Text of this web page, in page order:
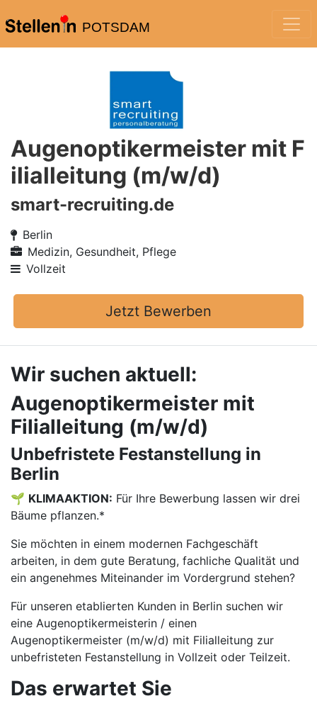
POTSDAM
Augenoptikermeister mit F
ilialleitung (m/w/d)
smart-recruiting.de
Berlin
Medizin, Gesundheit, Pflege
Vollzeit
Jetzt Bewerben
Wir suchen aktuell:
Augenoptikermeister mit
Filialleitung (m/w/d)
Unbefristete Festanstellung in
Berlin
🌱 KLIMAAKTION: Für Ihre Bewerbung lassen wir drei
Bäume pflanzen.*
Sie möchten in einem modernen Fachgeschäft
arbeiten, in dem gute Beratung, fachliche Qualität und
ein angenehmes Miteinander im Vordergrund stehen?
Für unseren etablierten Kunden in Berlin suchen wir
eine Augenoptikermeisterin / einen
Augenoptikermeister (m/w/d) mit Filialleitung zur
unbefristeten Festanstellung in Vollzeit oder Teilzeit.
Das erwartet Sie